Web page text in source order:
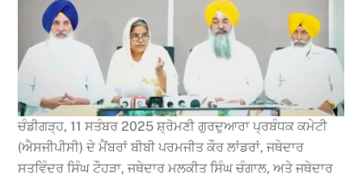
ਚੰਡੀਗੜ੍ਹ, 11 ਸਤੰਬਰ 2025 ਸ਼੍ਰੋਮਣੀ ਗੁਰਦੁਆਰਾ ਪ੍ਰਬੰਧਕ ਕਮੇਟੀ
(ਐਸਜੀਪੀਸੀ) ਦੇ ਮੈਂਬਰਾਂ ਬੀਬੀ ਪਰਮਜੀਤ ਕੌਰ ਲਾਂਡਰਾਂ, ਜਥੇਦਾਰ
ਸਤਵਿੰਦਰ ਸਿੰਘ ਟੌਹੜਾ, ਜਥੇਦਾਰ ਮਲਕੀਤ ਸਿੰਘ ਚੰਗਾਲ, ਅਤੇ ਜਥੇਦਾਰ